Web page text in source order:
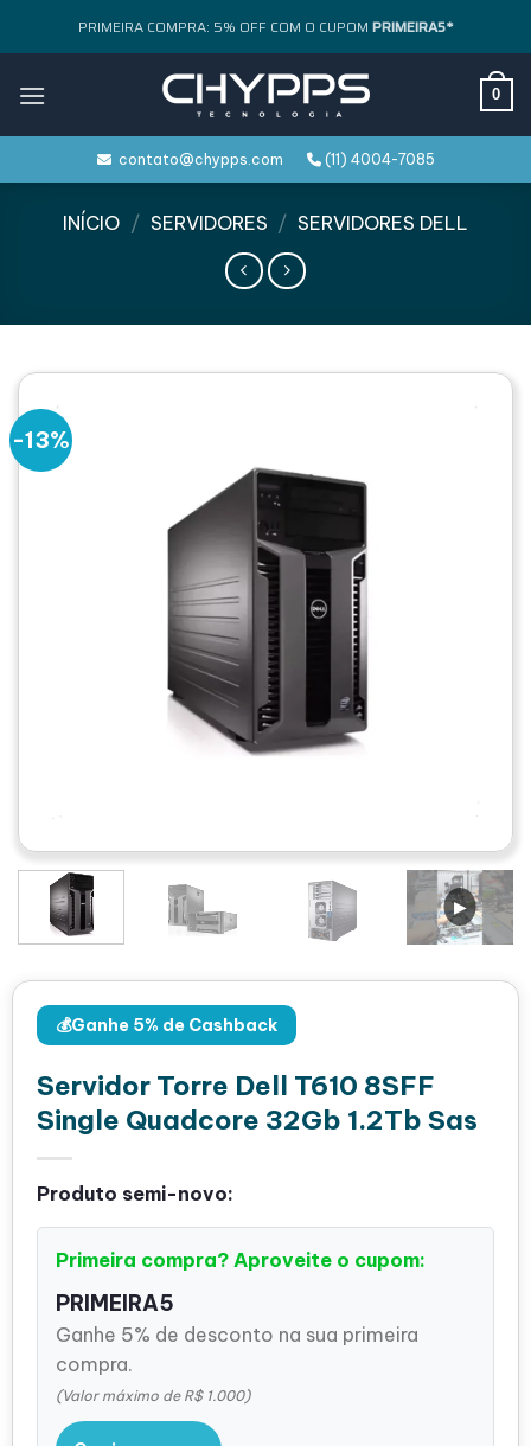
PRIMEIRA COMPRA: 5% OFF COM O CUPOM PRIMEIRA5*
0
contato@chypps.com (11) 4004-7085
INÍCIO / SERVIDORES / SERVIDORES DELL
-13%
💰Ganhe 5% de Cashback
Servidor Torre Dell T610 8SFF
Single Quadcore 32Gb 1.2Tb Sas
Produto semi-novo:
Primeira compra? Aproveite o cupom:
PRIMEIRA5
Ganhe 5% de desconto na sua primeira
compra.
(Valor máximo de R$ 1.000)